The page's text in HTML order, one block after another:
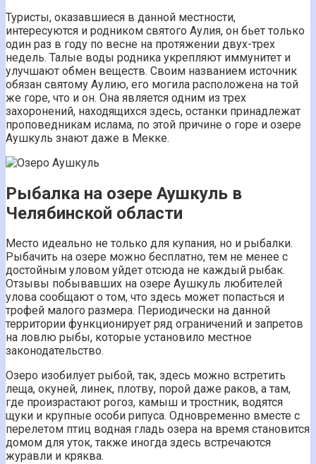
Туристы, оказавшиеся в данной местности,
интересуются и родником святого Аулия, он бьет только
один раз в году по весне на протяжении двух-трех
недель. Талые воды родника укрепляют иммунитет и
улучшают обмен веществ. Своим названием источник
обязан святому Аулию, его могила расположена на той
же горе, что и он. Она является одним из трех
захоронений, находящихся здесь, останки принадлежат
проповедникам ислама, по этой причине о горе и озере
Аушкуль знают даже в Мекке.
Рыбалка на озере Аушкуль в
Челябинской области
Место идеально не только для купания, но и рыбалки.
Рыбачить на озере можно бесплатно, тем не менее с
достойным уловом уйдет отсюда не каждый рыбак.
Отзывы побывавших на озере Аушкуль любителей
улова сообщают о том, что здесь может попасться и
трофей малого размера. Периодически на данной
территории функционирует ряд ограничений и запретов
на ловлю рыбы, которые установило местное
законодательство.
Озеро изобилует рыбой, так, здесь можно встретить
леща, окуней, линек, плотву, порой даже раков, а там,
где произрастают рогоз, камыш и тростник, водятся
щуки и крупные особи рипуса. Одновременно вместе с
перелетом птиц водная гладь озера на время становится
домом для уток, также иногда здесь встречаются
журавли и кряква.